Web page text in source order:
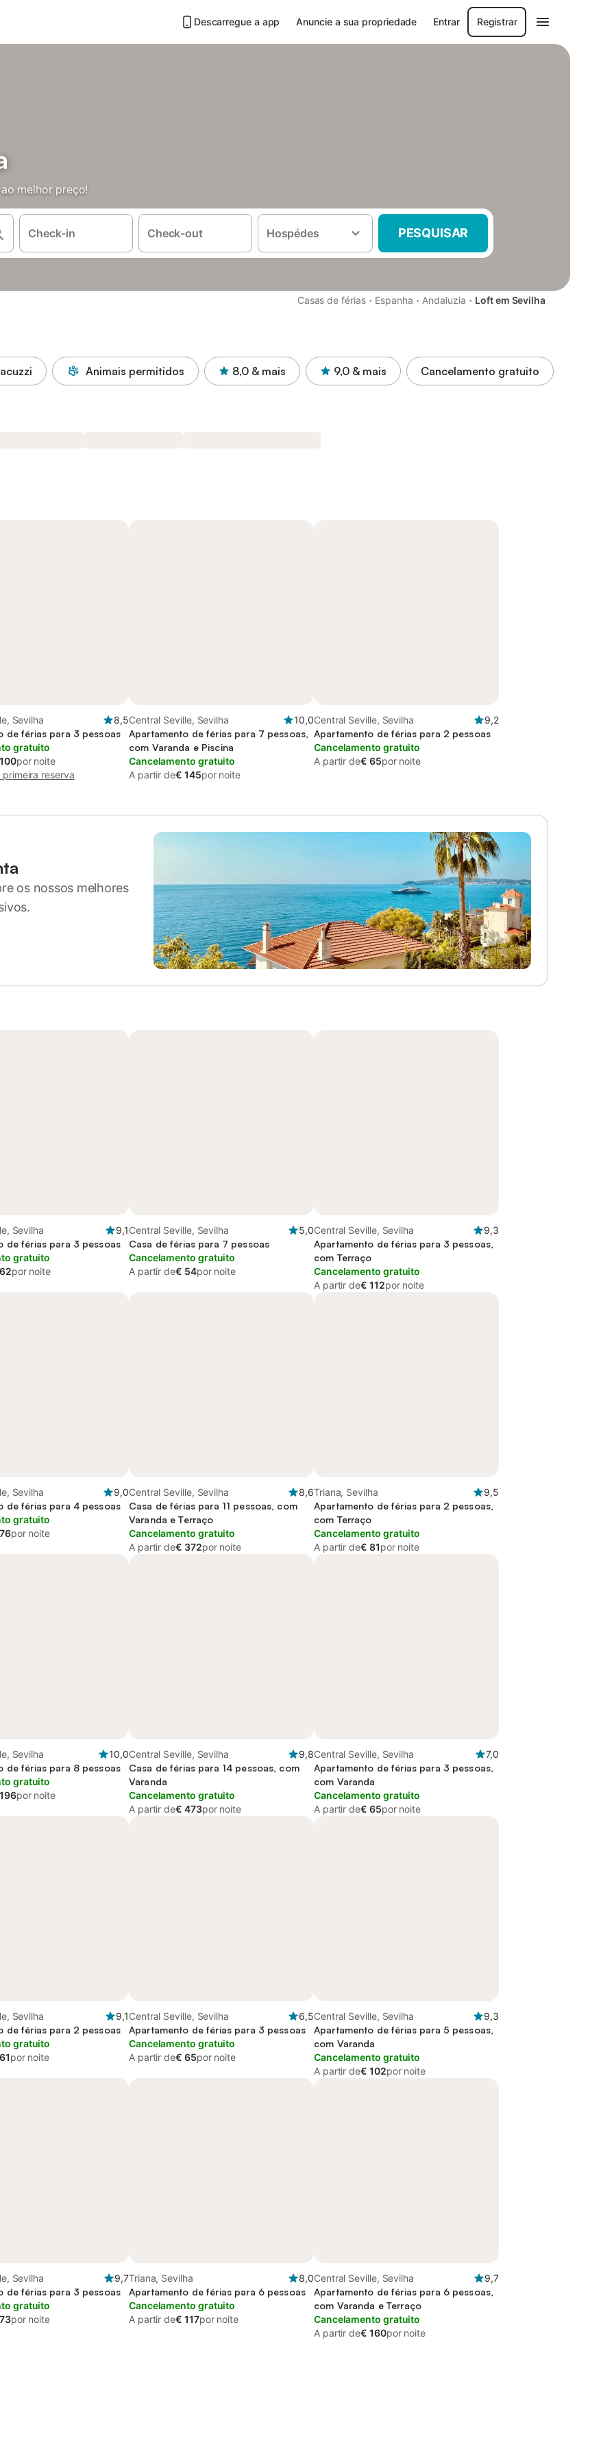
Descarregue a app Anuncie a sua propriedade Entrar Registrar
melhor preço!
Check-in Check-out Hospédes PESQUISAR
Casas de férias · Espanha · Andaluzia · Loft em Sevilha
Animais permitidos 8,0 & mais 9,0 & mais Cancelamento gratuito
Sevilha
8,5
de férias para 3 pessoas
gratuito
por noite
reserva
Central Seville, Sevilha
10,0
Apartamento de férias para 7 pessoas,
com Varanda e Piscina
Cancelamento gratuito
A partir de€ 145por noite
Central Seville, Sevilha
9,2
Apartamento de férias para 2 pessoas
Cancelamento gratuito
A partir de€ 65por noite
os nossos melhores
Sevilha
9,1
de férias para 3 pessoas
gratuito
por noite
Central Seville, Sevilha
5,0
Casa de férias para 7 pessoas
Cancelamento gratuito
A partir de€ 54por noite
Central Seville, Sevilha
9,3
Apartamento de férias para 3 pessoas,
com Terraço
Cancelamento gratuito
A partir de€ 112por noite
Sevilha
9,0
de férias para 4 pessoas
gratuito
por noite
Central Seville, Sevilha
8,6
Casa de férias para 11 pessoas, com
Varanda e Terraço
Cancelamento gratuito
A partir de€ 372por noite
Triana, Sevilha
9,5
Apartamento de férias para 2 pessoas,
com Terraço
Cancelamento gratuito
A partir de€ 81por noite
Sevilha
10,0
de férias para 8 pessoas
gratuito
por noite
Central Seville, Sevilha
9,8
Casa de férias para 14 pessoas, com
Varanda
Cancelamento gratuito
A partir de€ 473por noite
Central Seville, Sevilha
7,0
Apartamento de férias para 3 pessoas,
com Varanda
Cancelamento gratuito
A partir de€ 65por noite
Sevilha
9,1
de férias para 2 pessoas
gratuito
por noite
Central Seville, Sevilha
6,5
Apartamento de férias para 3 pessoas
Cancelamento gratuito
A partir de€ 65por noite
Central Seville, Sevilha
9,3
Apartamento de férias para 5 pessoas,
com Varanda
Cancelamento gratuito
A partir de€ 102por noite
Sevilha
9,7
de férias para 3 pessoas
gratuito
por noite
Triana, Sevilha
8,0
Apartamento de férias para 6 pessoas
Cancelamento gratuito
A partir de€ 117por noite
Central Seville, Sevilha
9,7
Apartamento de férias para 6 pessoas,
com Varanda e Terraço
Cancelamento gratuito
A partir de€ 160por noite